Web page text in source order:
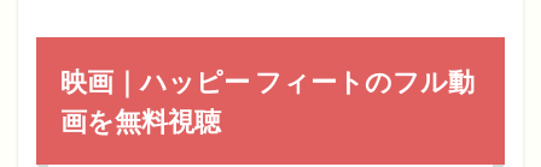
映画｜ハッピー フィートのフル動
画を無料視聴